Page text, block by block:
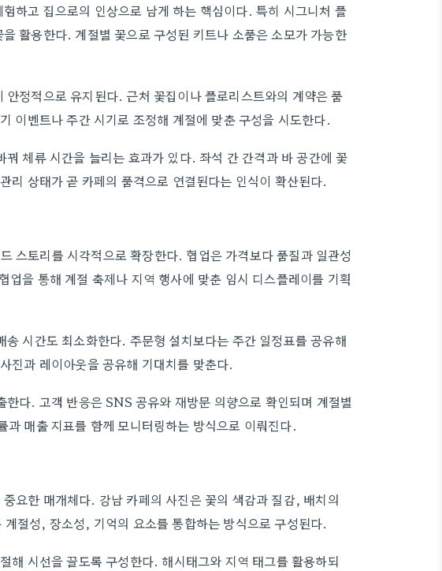
하고 집으로의 인상으로 남게 하는 핵심이다. 특히 시그니처 플
활용한다. 계절별 꽃으로 구성된 키트나 소품은 소모가 가능한
정적으로 유지된다. 근처 꽃집이나 플로리스트와의 계약은 품
이벤트나 주간 시기로 조정해 계절에 맞춘 구성을 시도한다.
체류 시간을 늘리는 효과가 있다. 좌석 간 간격과 바 공간에 꽃
리 상태가 곧 카페의 품격으로 연결된다는 인식이 확산된다.
스토리를 시각적으로 확장한다. 협업은 가격보다 품질과 일관성
을 통해 계절 축제나 지역 행사에 맞춘 임시 디스플레이를 기획
시간도 최소화한다. 주문형 설치보다는 주간 일정표를 공유해
진과 레이아웃을 공유해 기대치를 맞춘다.
다. 고객 반응은 SNS 공유와 재방문 의향으로 확인되며 계절별
매출 지표를 함께 모니터링하는 방식으로 이뤄진다.
요한 매개체다. 강남 카페의 사진은 꽃의 색감과 질감, 배치의
절성, 장소성, 기억의 요소를 통합하는 방식으로 구성된다.
해 시선을 끌도록 구성한다. 해시태그와 지역 태그를 활용하되